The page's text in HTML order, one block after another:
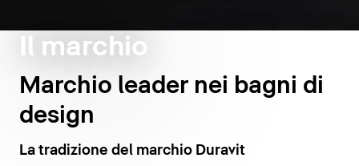
Il marchio
Marchio leader nei bagni di
design
La tradizione del marchio Duravit